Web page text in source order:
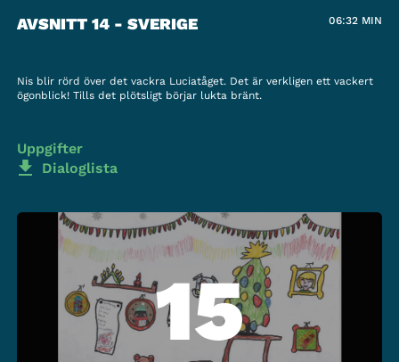
AVSNITT 14 - SVERIGE 06:32 MIN
Nis blir rörd över det vackra Luciatåget. Det är verkligen ett vackert
ögonblick! Tills det plötsligt börjar lukta bränt.
Uppgifter
Dialoglista
15